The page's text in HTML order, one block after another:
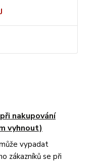
nakupování
vyhnout)
vypadat
zákazníků se při